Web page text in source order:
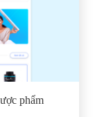
phẩm